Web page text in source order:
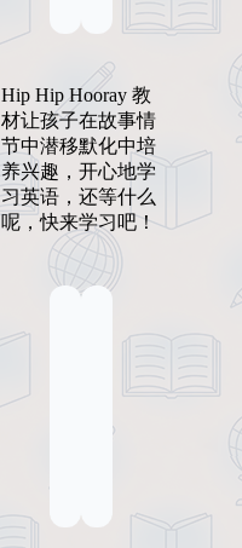
Hip Hip Hooray 教
材让孩子在故事情
节中潜移默化中培
养兴趣，开心地学
习英语，还等什么
呢，快来学习吧！